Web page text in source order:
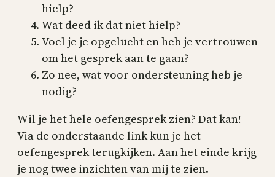
hielp?
Wat deed ik dat niet hielp?
Voel je je opgelucht en heb je vertrouwen
om het gesprek aan te gaan?
Zo nee, wat voor ondersteuning heb je
nodig?
Wil je het hele oefengesprek zien? Dat kan!
Via de onderstaande link kun je het
oefengesprek terugkijken. Aan het einde krijg
je nog twee inzichten van mij te zien.